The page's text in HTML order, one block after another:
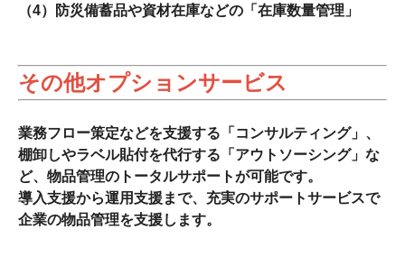
（4）防災備蓄品や資材在庫などの「在庫数量管理」
その他オプションサービス
業務フロー策定などを支援する「コンサルティング」、
棚卸しやラベル貼付を代行する「アウトソーシング」な
ど、物品管理のトータルサポートが可能です。
導入支援から運用支援まで、充実のサポートサービスで
企業の物品管理を支援します。